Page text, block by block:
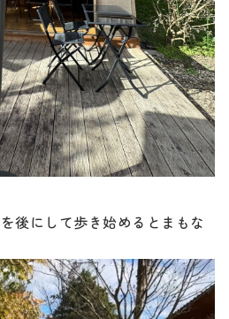
後にして歩き始めるとまもな